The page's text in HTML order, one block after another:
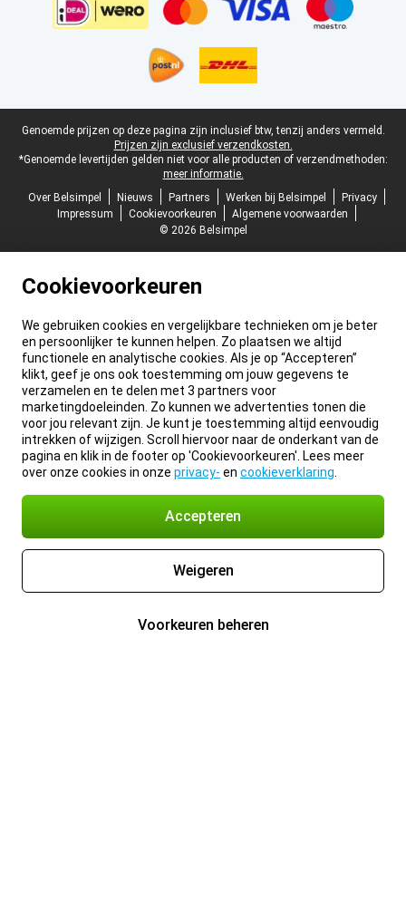
Juridische voettekst
Genoemde prijzen op deze pagina zijn inclusief btw, tenzij anders vermeld.
Prijzen zijn exclusief verzendkosten.
*Genoemde levertijden gelden niet voor alle producten of verzendmethoden:
meer informatie.
Over Belsimpel
Nieuws Partners Werken bij Belsimpel
Privacy
Impressum
Cookievoorkeuren
Algemene voorwaarden
© 2026 Belsimpel
Cookievoorkeuren
We gebruiken cookies en vergelijkbare technieken om je beter
en persoonlijker te kunnen helpen. Zo plaatsen we altijd
functionele en analytische cookies. Als je op “Accepteren”
klikt, geef je ons ook toestemming om jouw gegevens te
verzamelen en te delen met 3 partners voor
marketingdoeleinden. Zo kunnen we advertenties tonen die
voor jou relevant zijn. Je kunt je toestemming altijd eenvoudig
intrekken of wijzigen. Scroll hiervoor naar de onderkant van de
pagina en klik in de footer op 'Cookievoorkeuren'. Lees meer
over onze cookies in onze privacy- en cookieverklaring
Accepteren
Weigeren
Voorkeuren beheren